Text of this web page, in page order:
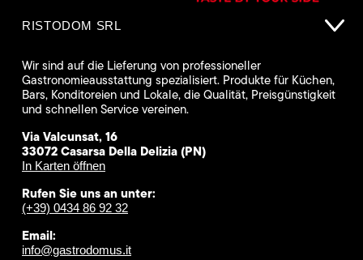
RISTODOM SRL
Wir sind auf die Lieferung von professioneller
Gastronomieausstattung spezialisiert. Produkte für Küchen,
Bars, Konditoreien und Lokale, die Qualität, Preisgünstigkeit
und schnellen Service vereinen.
Via Valcunsat, 16
33072 Casarsa Della Delizia (PN)
In Karten öffnen
Rufen Sie uns an unter:
(+39) 0434 86 92 32
Email:
info@gastrodomus.it